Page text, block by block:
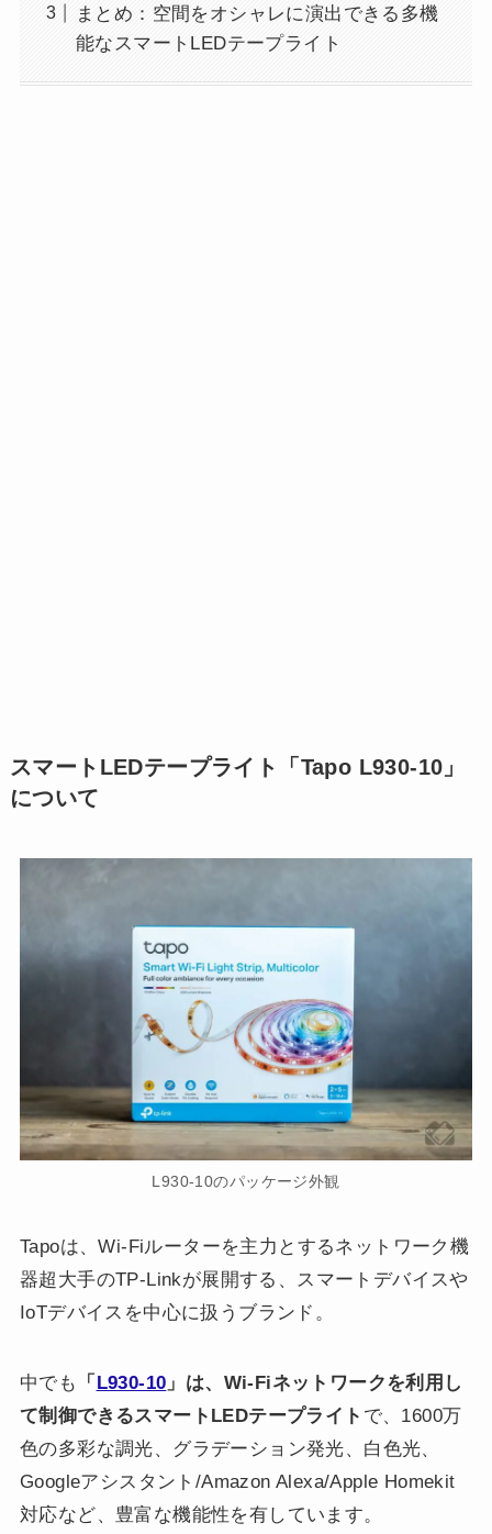
まとめ：空間をオシャレに演出できる多機
能なスマートLEDテープライト
スマートLEDテープライト「Tapo L930-10」
について
L930-10のパッケージ外観
Tapoは、Wi-Fiルーターを主力とするネットワーク機
器超大手のTP-Linkが展開する、スマートデバイスや
IoTデバイスを中心に扱うブランド。
中でも 「 L930-10 」は、Wi-Fiネットワークを利用し
て制御できるスマートLEDテープライト で、1600万
色の多彩な調光、グラデーション発光、白色光、
Googleアシスタント/Amazon Alexa/Apple Homekit
対応など、豊富な機能性を有しています。